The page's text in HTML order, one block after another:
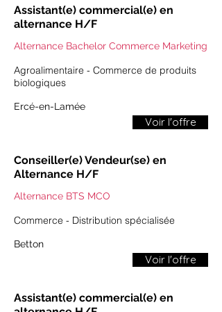
Assistant(e) commercial(e) en
alternance H/F
Alternance Bachelor Commerce Marketing
Agroalimentaire - Commerce de produits
biologiques
​Ercé-en-Lamée
Voir l'offre
Conseiller(e) Vendeur(se) en
Alternance H/F
Alternance BTS MCO
Commerce - Distribution spécialisée
​​Betton​
Voir l'offre
Assistant(e) commercial(e) en